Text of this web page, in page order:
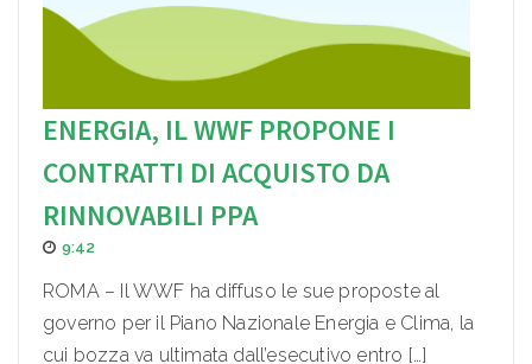
ENERGIA, IL WWF PROPONE I
CONTRATTI DI ACQUISTO DA
RINNOVABILI PPA
9:42
ROMA – Il WWF ha diffuso le sue proposte al
governo per il Piano Nazionale Energia e Clima, la
cui bozza va ultimata dall’esecutivo entro […]